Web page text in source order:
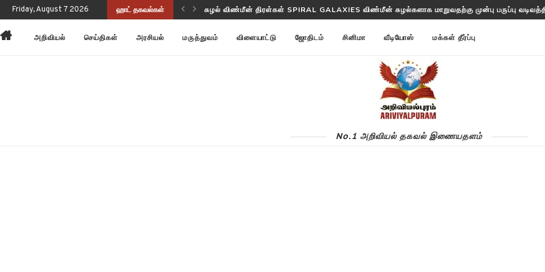
Friday, August 7 2026 ஹாட் தகவல்கள்
செயல்திறனையும் மேம்படுத்துகிறது! சுழல் விண்மீன் திரள்கள் SPIRAL GALAXIES விண்மீன் சுழல்களாக மாறுவதற்கு முன்பு பருப்பு
அறிவியல் செய்திகள் அரசியல் மருத்துவம் விளையாட்டு ஜோதிடம் சினிமா வீடியோஸ் மக்கள் தீர்ப்பு
No.1 அறிவியல் தகவல் இணையதளம்